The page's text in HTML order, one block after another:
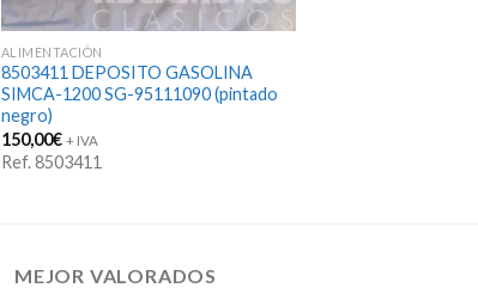
ALIMENTACIÓN
8503411 DEPOSITO GASOLINA
SIMCA-1200 SG-95111090 (pintado
negro)
150,00€ + IVA
Ref. 8503411
MEJOR VALORADOS